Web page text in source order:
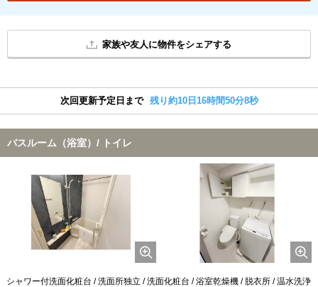
家族や友人に物件をシェアする
次回更新予定日まで 残り約10日16時間50分7秒
バスルーム（浴室）/ トイレ
シャワー付洗面化粧台 / 洗面所独立 / 洗面化粧台 / 浴室乾燥機 / 脱衣所 / 温水洗浄